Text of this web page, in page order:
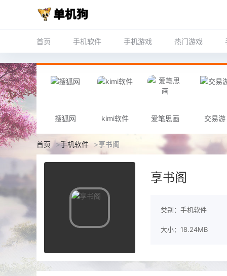
首页 手机软件 手机游戏 热门游戏
搜狐网 kimi软件 爱笔思画 交易游
首页 >手机软件 >享书阁
享书阁
类别：手机软件
大小：18.24MB